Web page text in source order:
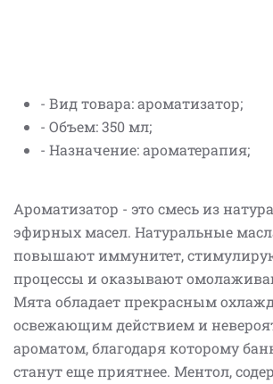
- Вид товара: ароматизатор;
- Объем: 350 мл;
- Назначение: ароматерапия;
Ароматизатор - это смесь из
эфирных масел. Натуральные
повышают иммунитет,
процессы и оказывают
Мята обладает прекрасным
освежающим действием и
ароматом, благодаря которому
станут еще приятнее. Ментол,